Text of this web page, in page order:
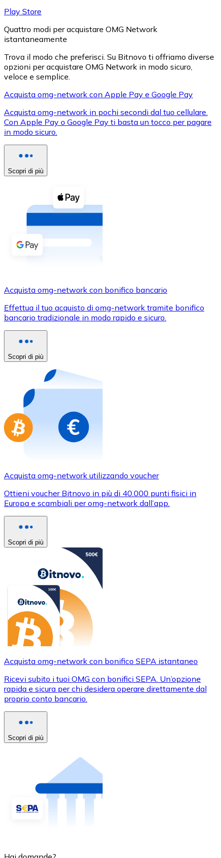
XRP
Acquista criptovalute in contanti e altri mezzi di
Bonifico SEPA
Aggiungi fondi al tuo conto Bitnovo o fai acquisti
Carta di credito / debito
Usa le carte Visa e Mastercard per acquistare
Acquista con carta
Negozio - Carte regalo
Nuovo
Acquista gift card dei tuoi marchi preferiti con
Vai al negozio di carte regalo
Play Store
Quattro modi per acquistare OMG Network
istantaneamente
Trova il modo che preferisci. Su Bitnovo ti offriamo diverse
opzioni per acquistare OMG Network in modo sicuro,
veloce e semplice.
Acquista omg-network con Apple Pay e Google Pay
Acquista omg-network in pochi secondi dal tuo cellulare.
Con Apple Pay o Google Pay ti basta un tocco per pagare
in modo sicuro.
Scopri di più
Acquista omg-network con bonifico bancario
Effettua il tuo acquisto di omg-network tramite bonifico
bancario tradizionale in modo rapido e sicuro.
Scopri di più
Acquista omg-network utilizzando voucher
Ottieni voucher Bitnovo in più di 40.000 punti fisici in
Europa e scambiali per omg-network dall’app.
Scopri di più
Acquista omg-network con bonifico SEPA istantaneo
Ricevi subito i tuoi OMG con bonifici SEPA. Un’opzione
rapida e sicura per chi desidera operare direttamente dal
proprio conto bancario.
Scopri di più